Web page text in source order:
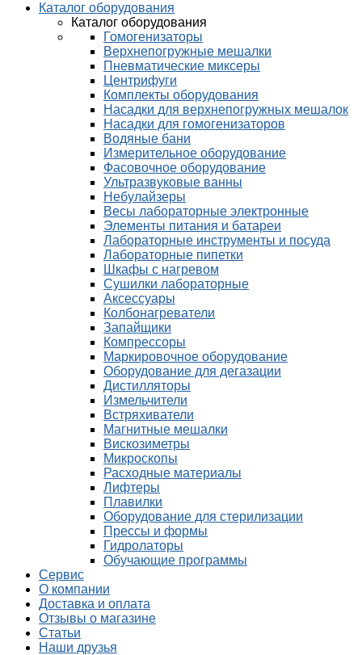
Каталог оборудования
Каталог оборудования
Гомогенизаторы
Верхнепогружные мешалки
Пневматические миксеры
Центрифуги
Комплекты оборудования
Насадки для верхнепогружных мешалок
Насадки для гомогенизаторов
Водяные бани
Измерительное оборудование
Фасовочное оборудование
Ультразвуковые ванны
Небулайзеры
Весы лабораторные электронные
Элементы питания и батареи
Лабораторные инструменты и посуда
Лабораторные пипетки
Шкафы с нагревом
Сушилки лабораторные
Аксессуары
Колбонагреватели
Запайщики
Компрессоры
Маркировочное оборудование
Оборудование для дегазации
Дистилляторы
Измельчители
Встряхиватели
Магнитные мешалки
Вискозиметры
Микроскопы
Расходные материалы
Лифтеры
Плавилки
Оборудование для стерилизации
Прессы и формы
Гидролаторы
Обучающие программы
Сервис
О компании
Доставка и оплата
Отзывы о магазине
Статьи
Наши друзья